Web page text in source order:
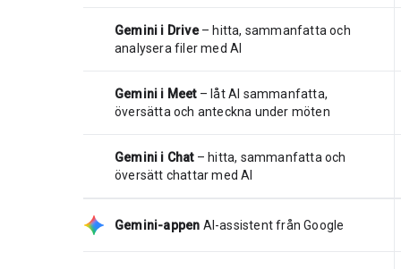
Gemini i Drive– hitta, sammanfatta och
analysera filer med AI
Gemini i Meet– låt AI sammanfatta,
översätta och anteckna under möten
Gemini i Chat– hitta, sammanfatta och
översätt chattar med AI
Gemini-appen AI-assistent från Google